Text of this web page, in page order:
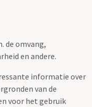
de omvang,
en andere.
informatie over
van de
voor het gebruik